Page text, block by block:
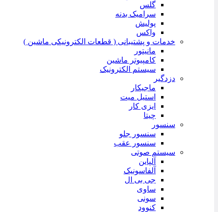
گلس
سرامیک بدنه
پولیش
واکس
خدمات و پشتیبانی ( قطعات الکترونیکی ماشین )
مانیتور
کامپیوتر ماشین
سیستم الکترونیک
دزدگیر
ماجیکار
استیل میت
ایزی کار
چیتا
سنسور
سنسور جلو
سنسور عقب
سیستم صوتی
آلپاین
آلفاسونیک
جی بی ال
ساوی
سونی
کنوود